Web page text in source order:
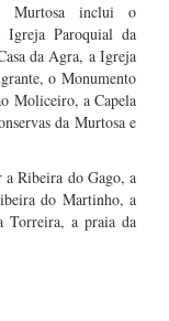
Murtosa inclui o
Paroquial da
da Agra, a Igreja
o Monumento
Moliceiro, a Capela
da Murtosa e
a Ribeira do Gago, a
do Martinho, a
Torreira, a praia da